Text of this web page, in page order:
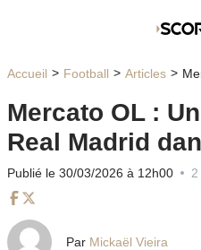
Accueil Football Articles
Mercato OL :
Real Madrid
Publié le 30/03/2026 à 12h00
Par Mickaël Vieira